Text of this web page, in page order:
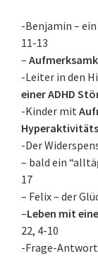
-Benjamin – ein
11-13
–
-Leiter in den
einer ADHD
-Kinder mit
-Der
– bald ein
17
– Felix – der
–Leben mit
22, 4-10
-Frage-